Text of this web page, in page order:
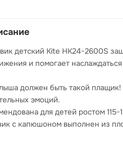
детский Kite HK24-2600S
и помогает
должен быть такой
эмоций.
для детей ростом
с капюшоном выполнен из